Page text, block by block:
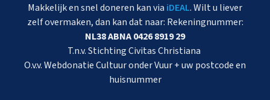
Makkelijk en snel doneren kan via iDEAL. Wilt u liever
zelf overmaken, dan kan dat naar: Rekeningnummer:
NL38 ABNA 0426 8919 29
T.n.v. Stichting Civitas Christiana
O.v.v. Webdonatie Cultuur onder Vuur + uw postcode en
huisnummer